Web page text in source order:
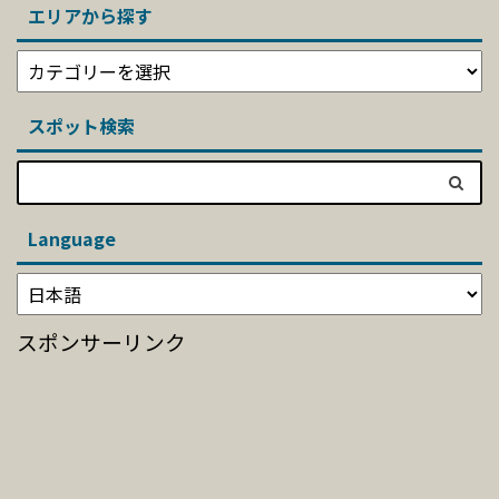
エリアから探す
スポット検索
Language
スポンサーリンク